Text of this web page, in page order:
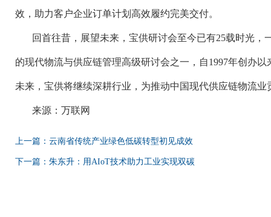
效，助力客户企业订单计划高效履约完美交付。
回首往昔，展望未来，宝供研讨会至今已有25载时光，
的现代物流与供应链管理高级研讨会之一，自1997年创办以
未来，宝供将继续深耕行业，为推动中国现代供应链物流业
来源：万联网
上一篇：云南省传统产业绿色低碳转型初见成效
下一篇：朱东升：用AIoT技术助力工业实现双碳